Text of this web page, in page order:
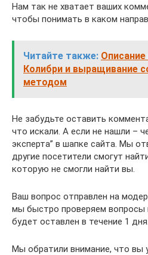
Нам так не хватает ваших
чтобы понимать в каком
Читайте также:
Колибри и выращивание
методом
Не забудьте оставить
что искали. А если не нашли –
эксперта” в шапке сайта. Мы
другие посетители смогут
которую не смогли найти вы.
Ваш вопрос отправлен на
мы быстро проверяем вопросы
будет оставлен в течение 1 дня.
Мы обратили внимание, что вы